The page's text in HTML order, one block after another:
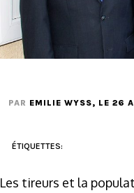
PAR EMILIE WYSS, LE 26
ÉTIQUETTES:
Les tireurs et la